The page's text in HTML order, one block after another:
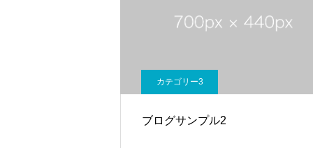
カテゴリー3
ブログサンプル2